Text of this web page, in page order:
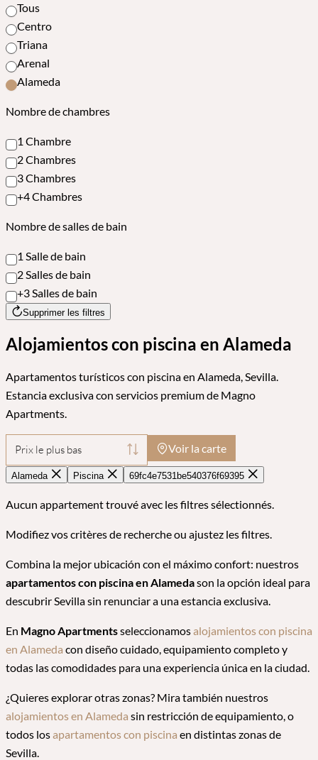
Tous
Centro
Triana
Arenal
Alameda
Nombre de chambres
1 Chambre
2 Chambres
3 Chambres
+4 Chambres
Nombre de salles de bain
1 Salle de bain
2 Salles de bain
+3 Salles de bain
Supprimer les filtres
Alojamientos con piscina en Alameda
Apartamentos turísticos con piscina en Alameda, Sevilla.
Estancia exclusiva con servicios premium de Magno
Apartments.
Prix le plus bas Voir la carte
Alameda Piscina 69fc4e7531be540376f69395
Aucun appartement trouvé avec les filtres sélectionnés.
Modifiez vos critères de recherche ou ajustez les filtres.
Combina la mejor ubicación con el máximo confort: nuestros
apartamentos con piscina en Alamedason la opción ideal para
descubrir Sevilla sin renunciar a una estancia exclusiva.
En Magno Apartmentsseleccionamosalojamientos con piscina
en Alameda con diseño cuidado, equipamiento completo y
todas las comodidades para una experiencia única en la ciudad.
¿Quieres explorar otras zonas? Mira también nuestros
alojamientos en Alameda sin restricción de equipamiento, o
todos losapartamentos con piscina en distintas zonas de
Sevilla.